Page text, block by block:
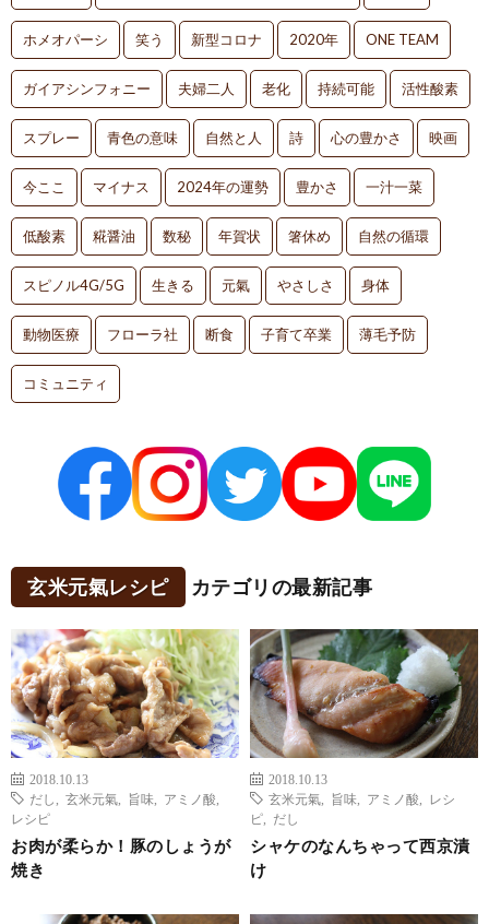
ホメオパーシ 笑う 新型コロナ 2020年 ONE TEAM
ガイアシンフォニー 夫婦二人 老化 持続可能 活性酸素
スプレー 青色の意味 自然と人 詩 心の豊かさ 映画
今ここ マイナス 2024年の運勢 豊かさ 一汁一菜
低酸素 糀醤油 数秘 年賀状 箸休め 自然の循環
スピノル4G/5G 生きる 元氣 やさしさ 身体
動物医療 フローラ社 断食 子育て卒業 薄毛予防
コミュニティ
玄米元氣レシピ カテゴリの最新記事
2018.10.13
だし
玄米元氣 旨味 アミノ酸
レシピ
お肉が柔らか！豚のしょうが
焼き
2018.10.13
玄米元氣
旨味 アミノ酸
レシ
ピ
だし
シャケのなんちゃって西京漬
け